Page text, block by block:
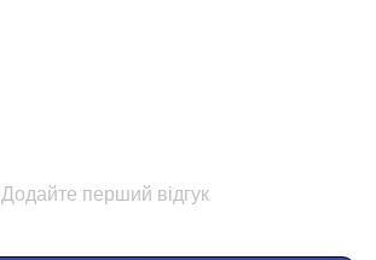
Додайте перший відгук